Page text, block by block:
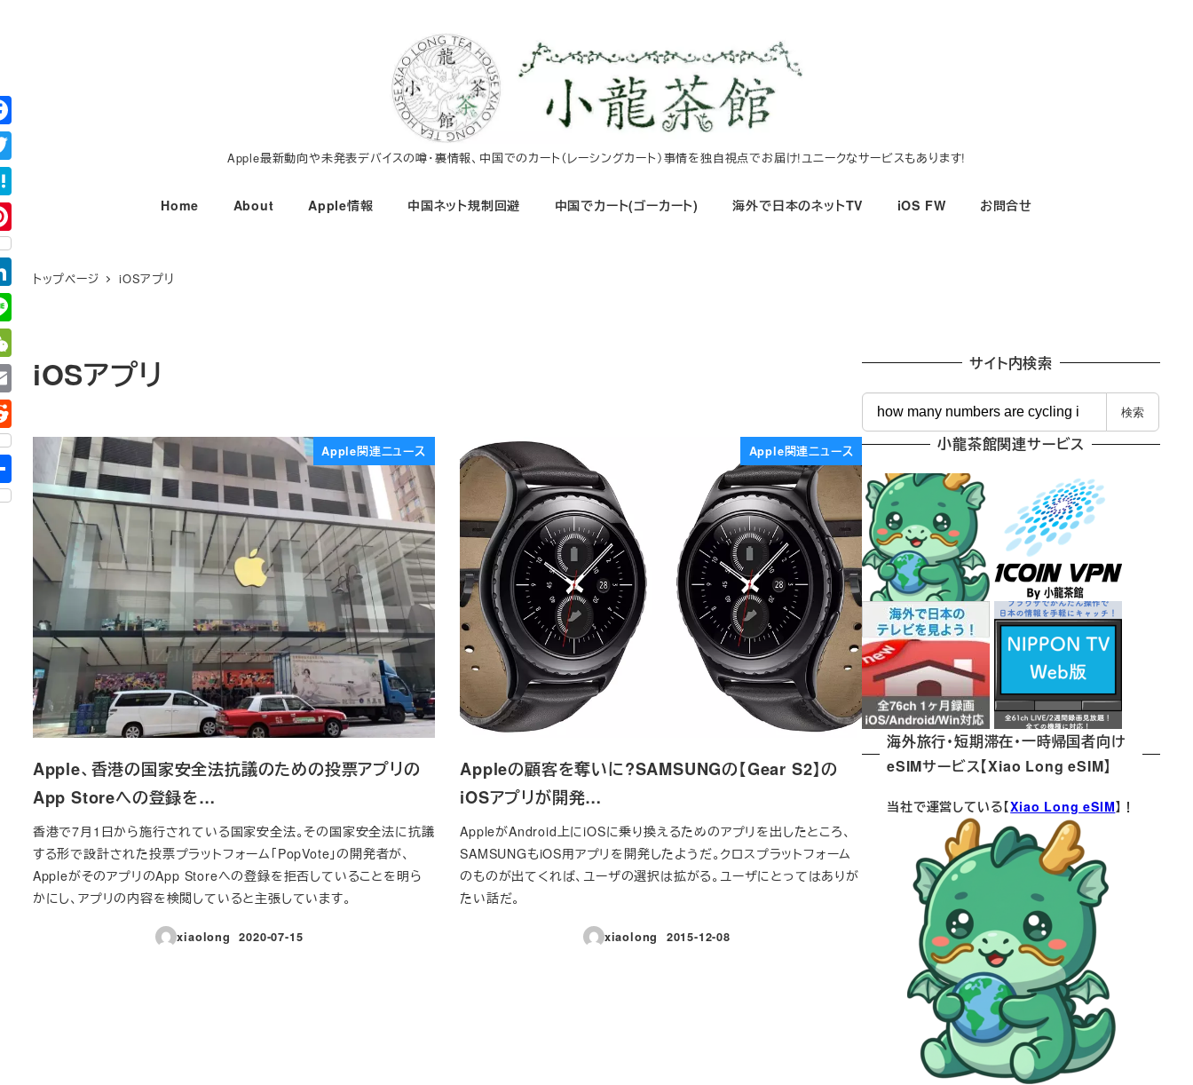
コ
ン
テ
ン
ツ
へ
移
動
Apple最新動向や未発表デバイスの噂・裏情報、中国でのカート（レーシングカート）事情を独自視点でお届け!ユニークなサービスもあります!
Home About Apple情報 中国ネット規制回避 中国でカート(ゴーカート) 海外で日本のネットTV iOS FW お問合せ
トップページ iOSアプリ
iOSアプリ
Apple関連ニュース
Apple、香港の国家安全法抗議のための投票アプリの
App Storeへの登録を…
香港で7月1日から施行されている国家安全法。その国家安全法に抗議
する形で設計された投票プラットフォーム「PopVote」の開発者が、
AppleがそのアプリのApp Storeへの登録を拒否していることを明ら
かにし、アプリの内容を検閲していると主張しています。
xiaolong
投稿日
2020-07-15
Apple関連ニュース
Appleの顧客を奪いに?SAMSUNGの【Gear S2】の
iOSアプリが開発…
AppleがAndroid上にiOSに乗り換えるためのアプリを出したところ、
SAMSUNGもiOS用アプリを開発したようだ。クロスプラットフォーム
のものが出てくれば、ユーザの選択は拡がる。ユーザにとってはありが
たい話だ。
xiaolong
投稿日
2015-12-08
サイト内検索
索
検索
小龍茶館関連サービス
海外旅行・短期滞在・一時帰国者向け
eSIMサービス【Xiao Long eSIM】
当社で運営している【Xiao Long eSIM】！